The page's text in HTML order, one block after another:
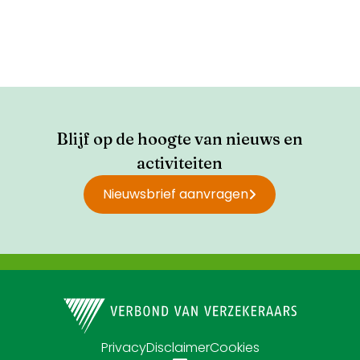
Blijf op de hoogte van nieuws en
activiteiten
Nieuwsbrief aanvragen
PrivacyDisclaimerCookies